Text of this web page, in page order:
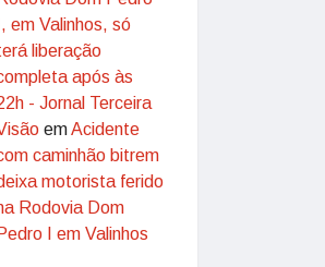
I, em Valinhos, só
liberação
após às
- Jornal Terceira
emAcidente
caminhão bitrem
motorista ferido
Rodovia Dom
Pedro I em Valinhos